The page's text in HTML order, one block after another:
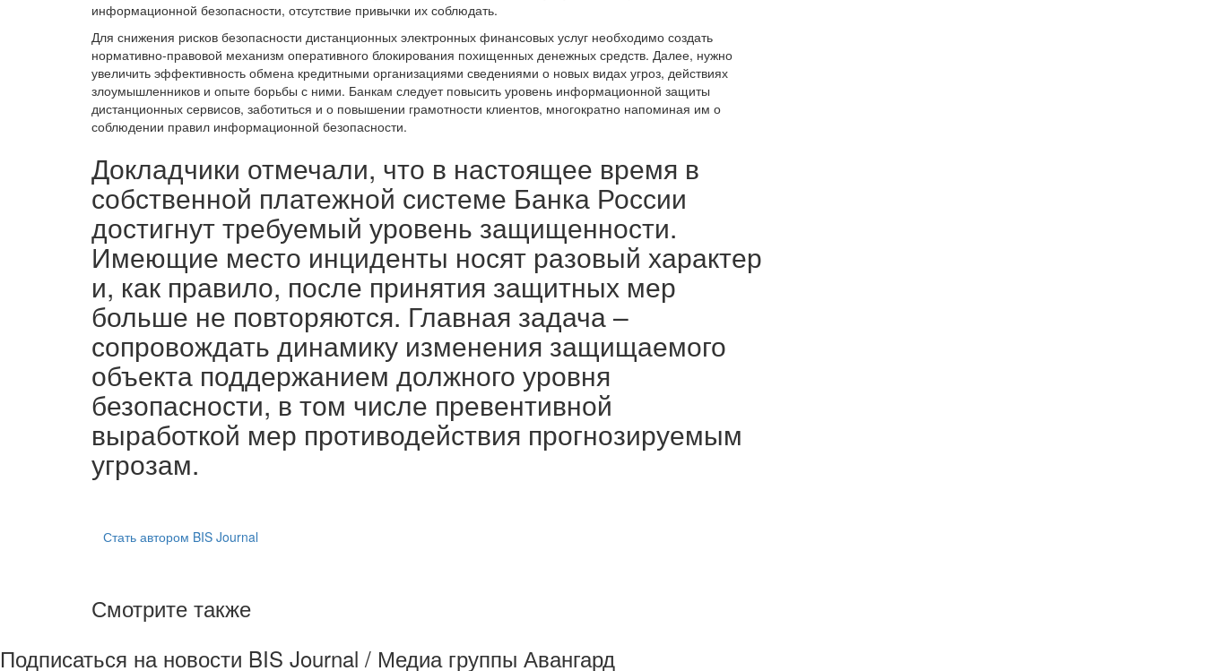
информационной безопасности, отсутствие привычки их соблюдать.
Для снижения рисков безопасности дистанционных электронных финансовых услуг необходимо создать
нормативно-правовой механизм оперативного блокирования похищенных денежных средств. Далее, нужно
увеличить эффективность обмена кредитными организациями сведениями о новых видах угроз, действиях
злоумышленников и опыте борьбы с ними. Банкам следует повысить уровень информационной защиты
дистанционных сервисов, заботиться и о повышении грамотности клиентов, многократно напоминая им о
соблюдении правил информационной безопасности.
Докладчики отмечали, что в настоящее время в
собственной платежной системе Банка России
достигнут требуемый уровень защищенности.
Имеющие место инциденты носят разовый характер
и, как правило, после принятия защитных мер
больше не повторяются. Главная задача –
сопровождать динамику изменения защищаемого
объекта поддержанием должного уровня
безопасности, в том числе превентивной
выработкой мер противодействия прогнозируемым
угрозам.
Стать автором BIS Journal
Смотрите также
Подписаться на новости BIS Journal / Медиа группы Авангард